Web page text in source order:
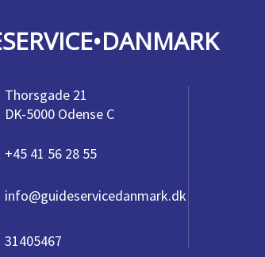
Thorsgade 21
DK-5000 Odense C
+45 41 56 28 55
info@guideservicedanmark.dk
31405467